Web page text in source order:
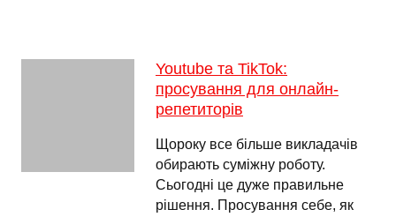
Youtube та TikTok:
просування для онлайн-
репетиторів
Щороку все більше викладачів
обирають суміжну роботу.
Сьогодні це дуже правильне
рішення. Просування себе, як